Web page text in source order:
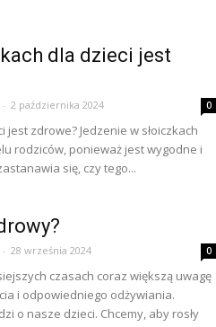
dla dzieci jest
- 2 października 2024 0
jest zdrowe? Jedzenie w słoiczkach
rodziców, ponieważ jest wygodne i
się, czy tego...
- 28 września 2024 0
czasach coraz większą uwagę
i odpowiedniego odżywiania.
o nasze dzieci. Chcemy, aby rosły